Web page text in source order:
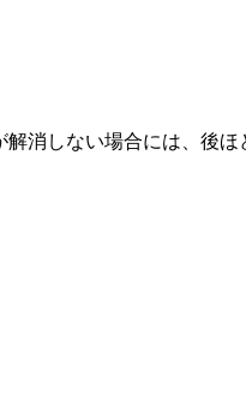
消しない場合には、後ほ